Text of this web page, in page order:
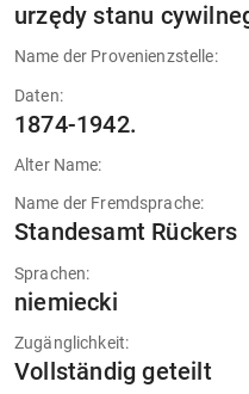
urzędy stanu
Name der Provenienzstelle:
Daten:
1874-1942.
Alter Name:
Name der Fremdsprache:
Standesamt Rückers
Sprachen:
niemiecki
Zugänglichkeit:
Vollständig geteilt